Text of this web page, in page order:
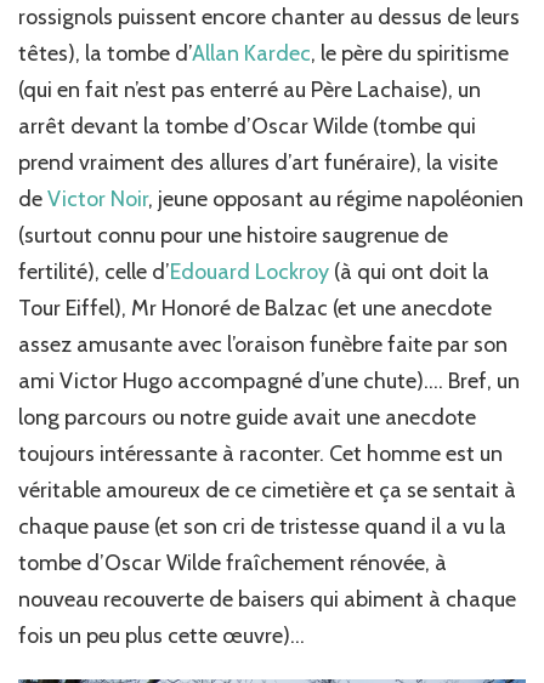
rossignols puissent encore chanter au dessus de leurs
têtes), la tombe d’Allan Kardec, le père du spiritisme
(qui en fait n’est pas enterré au Père Lachaise), un
arrêt devant la tombe d’Oscar Wilde (tombe qui
prend vraiment des allures d’art funéraire), la visite
deVictor Noir, jeune opposant au régime napoléonien
(surtout connu pour une histoire saugrenue de
fertilité), celle d’Edouard Lockroy (à qui ont doit la
Tour Eiffel), Mr Honoré de Balzac (et une anecdote
assez amusante avec l’oraison funèbre faite par son
ami Victor Hugo accompagné d’une chute)…. Bref, un
long parcours ou notre guide avait une anecdote
toujours intéressante à raconter. Cet homme est un
véritable amoureux de ce cimetière et ça se sentait à
chaque pause (et son cri de tristesse quand il a vu la
tombe d’Oscar Wilde fraîchement rénovée, à
nouveau recouverte de baisers qui abiment à chaque
fois un peu plus cette œuvre)…